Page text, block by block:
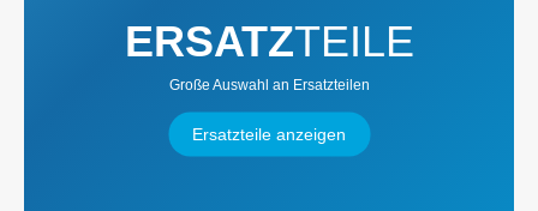
ERSATZTEILE
Große Auswahl an Ersatzteilen
Ersatzteile anzeigen